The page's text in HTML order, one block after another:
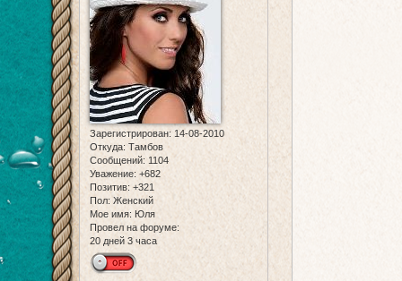
Зарегистрирован: 14-08-2010
Откуда: Тамбов
Сообщений: 1104
Уважение: +682
Позитив: +321
Пол: Женский
Мое имя: Юля
Провел на форуме:
20 дней 3 часа